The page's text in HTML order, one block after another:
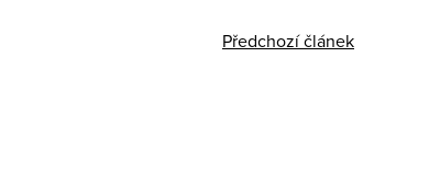
Předchozí článek